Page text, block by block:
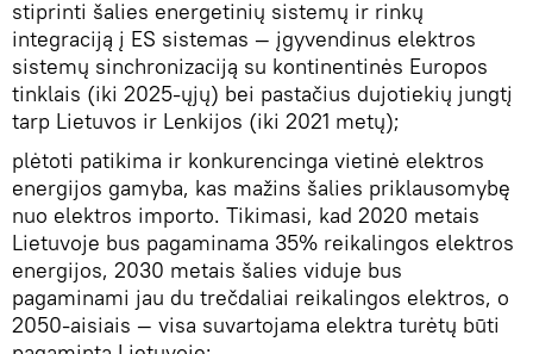
stiprinti šalies energetinių sistemų ir rinkų
integraciją į ES sistemas — įgyvendinus elektros
sistemų sinchronizaciją su kontinentinės Europos
tinklais (iki 2025-ųjų) bei pastačius dujotiekių jungtį
tarp Lietuvos ir Lenkijos (iki 2021 metų);
plėtoti patikima ir konkurencinga vietinė elektros
energijos gamyba, kas mažins šalies priklausomybę
nuo elektros importo. Tikimasi, kad 2020 metais
Lietuvoje bus pagaminama 35% reikalingos elektros
energijos, 2030 metais šalies viduje bus
pagaminami jau du trečdaliai reikalingos elektros, o
2050-aisiais — visa suvartojama elektra turėtų būti